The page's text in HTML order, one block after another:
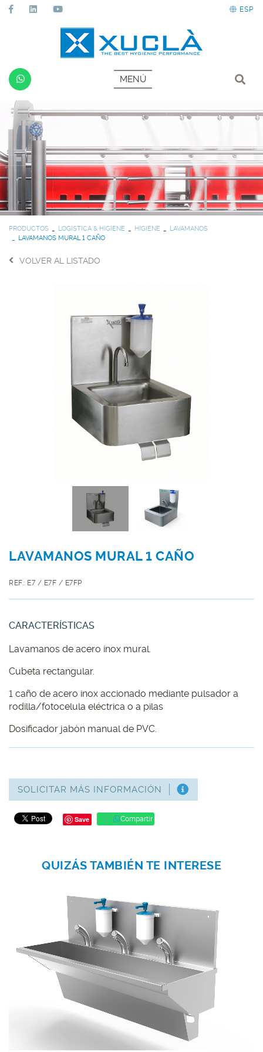
ESP
MENÚ
PRODUCTOS LOGISTICA & HIGIENE HIGIENE
LAVAMANOS
LAVAMANOS MURAL 1 CAÑO
VOLVER AL LISTADO
LAVAMANOS MURAL 1 CAÑO
REF.: E7 / E7F / E7FP
CARACTERÍSTICAS
Lavamanos de acero inox mural.
Cubeta rectangular.
1 caño de acero inox accionado mediante pulsador a
rodilla/fotocelula eléctrica o a pilas
Dosificador jabòn manual de PVC.
Save Compartir
SOLICITAR MÁS INFORMACIÓN
QUIZÁS TAMBIÉN TE INTERESE